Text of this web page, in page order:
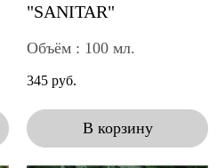
"SANITAR"
Объём : 100 мл.
345 руб.
В корзину